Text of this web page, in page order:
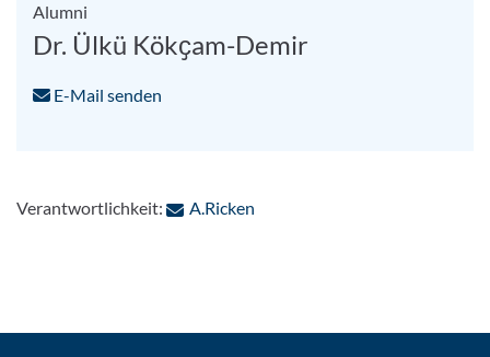
Alumni
Dr. Ülkü Kökҫam-Demir
E-Mail senden
Verantwortlichkeit: A.Ricken